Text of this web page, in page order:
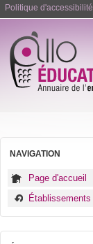
Politique d'accessibilité
NAVIGATION
Page d'accueil